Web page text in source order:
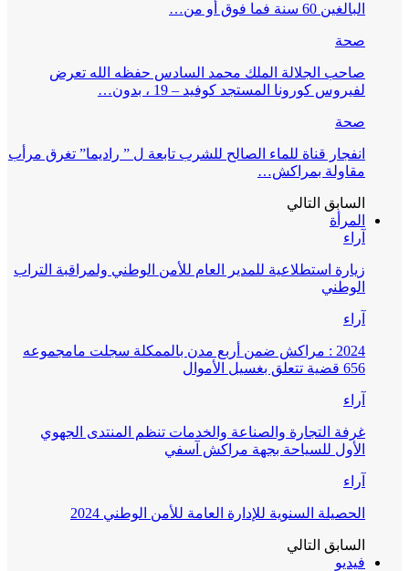
البالغين 60 سنة فما فوق أو من…
صحة
صاحب الجلالة الملك محمد السادس حفظه الله تعرض
لفيروس كورونا المستجد كوفيد – 19 ، بدون…
صحة
انفجار قناة للماء الصالح للشرب تابعة ل ” راديما” تغرق مرأب
مقاولة بمراكش…
السابق التالي
المرأة
آراء
زيارة استطلاعية للمدير العام للأمن الوطني ولمراقبة التراب
الوطني
آراء
2024 : مراكش ضمن أربع مدن بالممكلة سجلت مامجموعه
656 قضية تتعلق بغسيل الأموال
آراء
غرفة التجارة والصناعة والخدمات تنظم المنتدى الجهوي
الأول للسياحة بجهة مراكش آسفي
آراء
الحصيلة السنوية للإدارة العامة للأمن الوطني 2024
السابق التالي
فيديو